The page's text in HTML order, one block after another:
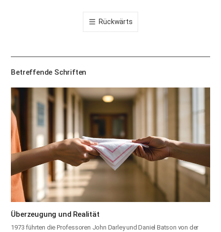
톡
공
기
Rückwärts
Betreffende Schriften
Überzeugung und Realität
1973 führten die Professoren John Darley und Daniel Batson von der